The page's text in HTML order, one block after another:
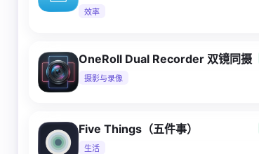
效率
OneRoll Dual Recorder 双镜同摄
摄影与录像
Five Things（五件事）
生活